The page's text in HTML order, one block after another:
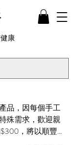
康
品，因每個手工
殊需求，歡迎親